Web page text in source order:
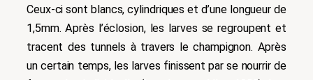
Ceux-ci sont blancs, cylindriques et d’une longueur de
1,5mm.Après l’éclosion, les larves se regroupent et
tracent des tunnels à travers le champignon. Après
un certain temps, les larves finissent par se nourrir de